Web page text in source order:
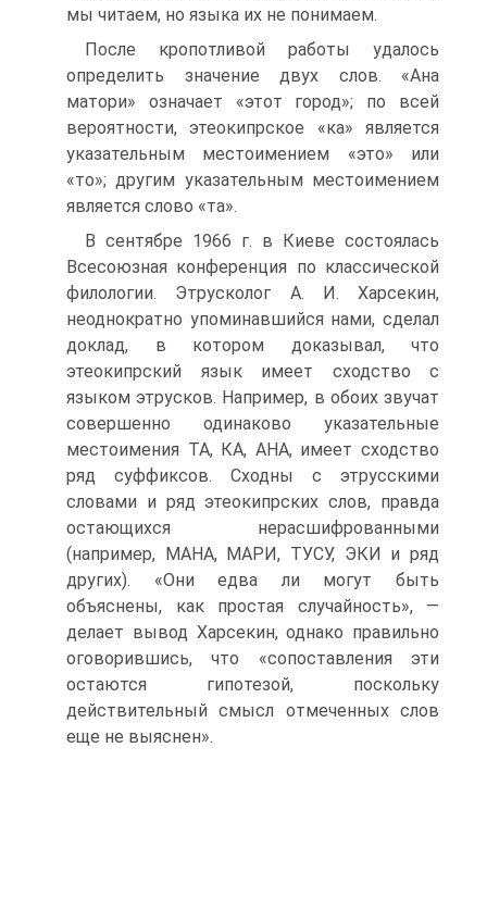
мы читаем, но языка их не понимаем.
После кропотливой работы удалось
определить значение двух слов. «Ана
матори» означает «этот город»; по всей
вероятности, этеокипрское «ка» является
указательным местоимением «это» или
«то»; другим указательным местоимением
является слово «та».
В сентябре 1966 г. в Киеве состоялась
Всесоюзная конференция по классической
филологии. Этрусколог А. И. Харсекин,
неоднократно упоминавшийся нами, сделал
доклад, в котором доказывал, что
этеокипрский язык имеет сходство с
языком этрусков. Например, в обоих звучат
совершенно одинаково указательные
местоимения ТА, КА, АНА, имеет сходство
ряд суффиксов. Сходны с этрусскими
словами и ряд этеокипрских слов, правда
остающихся нерасшифрованными
(например, МАНА, МАРИ, ТУСУ, ЭКИ и ряд
других). «Они едва ли могут быть
объяснены, как простая случайность», —
делает вывод Харсекин, однако правильно
оговорившись, что «сопоставления эти
остаются гипотезой, поскольку
действительный смысл отмеченных слов
еще не выяснен».